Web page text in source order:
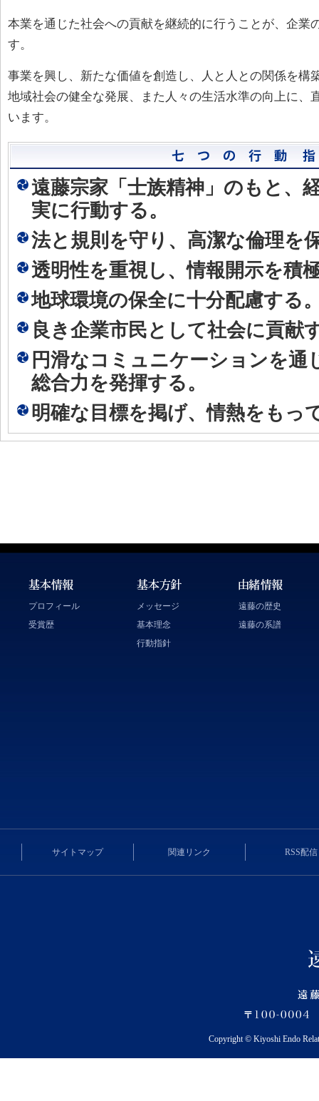
本業を通じた社会への貢献を継続的に行うことが、企業
す。
事業を興し、新たな価値を創造し、人と人との関係を構
地域社会の健全な発展、また人々の生活水準の向上に、
います。
遠藤宗家「士族精神」のもと、
実に行動する。
法と規則を守り、高潔な倫理を
透明性を重視し、情報開示を積
地球環境の保全に十分配慮する
良き企業市民として社会に貢献
円滑なコミュニケーションを通
総合力を発揮する。
明確な目標を掲げ、情熱をもっ
プロフィール
受賞歴
メッセージ
基本理念
行動指針
遠藤の歴史
遠藤の系譜
サイトマップ 関連リンク RSS配信
Copyright © Kiyoshi Endo